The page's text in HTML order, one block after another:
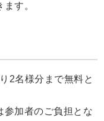
す。
2名様分まで無料と
参加者のご負担とな